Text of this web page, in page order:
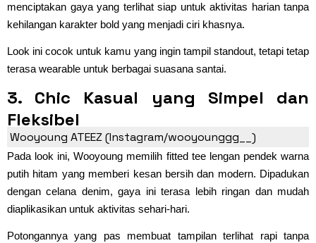
menciptakan gaya yang terlihat siap untuk aktivitas harian tanpa
kehilangan karakter bold yang menjadi ciri khasnya.
Look ini cocok untuk kamu yang ingin tampil standout, tetapi tetap
terasa wearable untuk berbagai suasana santai.
3. Chic Kasual yang Simpel dan
Fleksibel
Wooyoung ATEEZ (Instagram/wooyounggg__)
Pada look ini, Wooyoung memilih fitted tee lengan pendek warna
putih hitam yang memberi kesan bersih dan modern. Dipadukan
dengan celana denim, gaya ini terasa lebih ringan dan mudah
diaplikasikan untuk aktivitas sehari-hari.
Potongannya yang pas membuat tampilan terlihat rapi tanpa